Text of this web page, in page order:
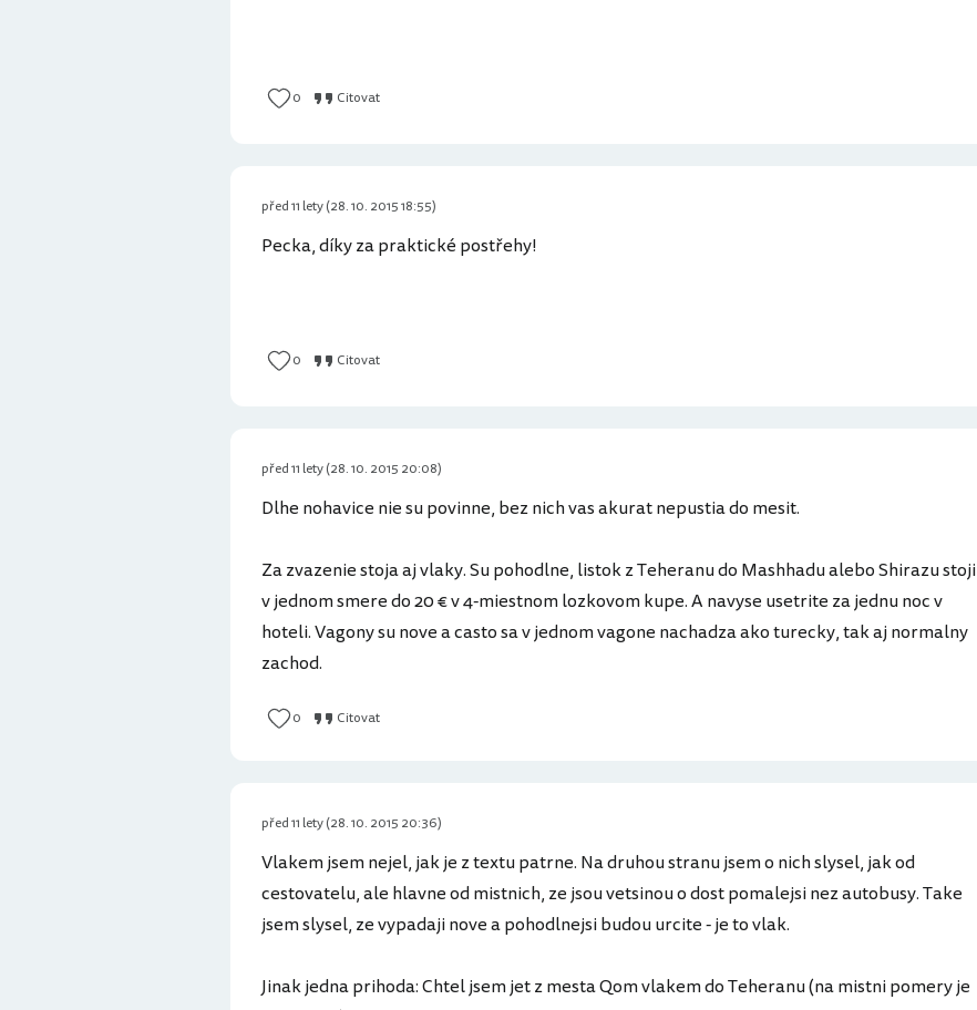
0 Citovat
Pecka, díky za praktické postřehy!
0 Citovat
před 11 lety (28. 10. 2015 18:55)
Dlhe nohavice nie su povinne, bez nich vas akurat nepustia do mesit.
Za zvazenie stoja aj vlaky. Su pohodlne, listok z Teheranu do Mashhadu alebo Shirazu stoji
v jednom smere do 20 € v 4-miestnom lozkovom kupe. A navyse usetrite za jednu noc v
hoteli. Vagony su nove a casto sa v jednom vagone nachadza ako turecky, tak aj normalny
zachod.
0 Citovat
před 11 lety (28. 10. 2015 20:08)
Vlakem jsem nejel, jak je z textu patrne. Na druhou stranu jsem o nich slysel, jak od
cestovatelu, ale hlavne od mistnich, ze jsou vetsinou o dost pomalejsi nez autobusy. Take
jsem slysel, ze vypadaji nove a pohodlnejsi budou urcite - je to vlak.
Jinak jedna prihoda: Chtel jsem jet z mesta Qom vlakem do Teheranu (na mistni pomery je
před 11 lety (28. 10. 2015 20:36)